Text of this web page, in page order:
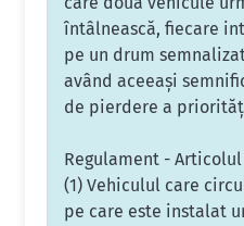
întâlnească, fiecare
pe un drum
având aceeaşi
de pierdere a
Regulament - Articolul
(1) Vehiculul care
pe care este instalat